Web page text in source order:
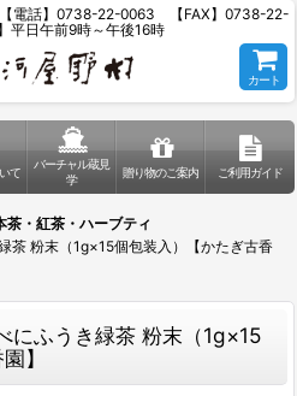
電話】0738-22-0063 【FAX】0738-22-
平日午前9時～午後16時
カート
て
バーチャル蔵見
学
贈り物のご案内 ご利用ガイド
・紅茶・ハーブティ
粉末（1g×15個包装入）【かたぎ古香
ふうき緑茶 粉末（1g×15
】